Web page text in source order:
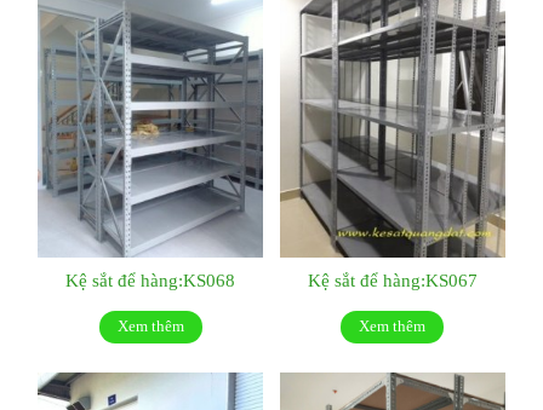
Kệ sắt để hàng:KS068
Xem thêm
Kệ sắt để hàng:KS067
Xem thêm